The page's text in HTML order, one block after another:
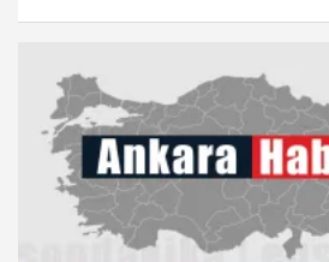
işkence yaptığını anlattı